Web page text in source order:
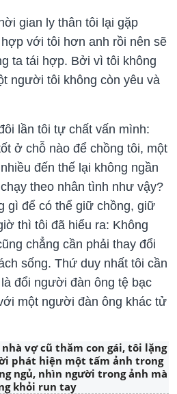
gian ly thân tôi lại gặp
với tôi hơn anh rồi nên sẽ
ta tái hợp. Bởi vì tôi không
người tôi không còn yêu và
lần tôi tự chất vấn mình:
ở chỗ nào để chồng tôi, một
đến thế lại không ngần
theo nhân tình như vậy?
gì để có thể giữ chồng, giữ
thì tôi đã hiểu ra: Không
chẳng cần phải thay đổi
sống. Thứ duy nhất tôi cần
đổi người đàn ông tệ bạc
một người đàn ông khác tử
vợ cũ thăm con gái, tôi lặng
phát hiện một tấm ảnh trong
ngủ, nhìn người trong ảnh mà
khỏi run tay